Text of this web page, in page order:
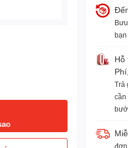
bạn
Hỗ
Trả
cần